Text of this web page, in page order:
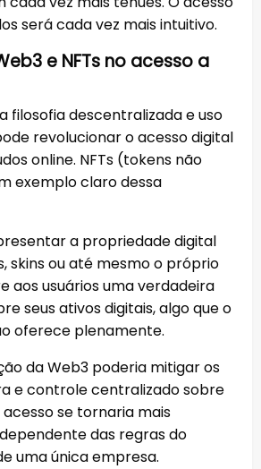
será cada vez mais intuitivo.
e NFTs no acesso a
filosofia descentralizada e uso
revolucionar o acesso digital
online. NFTs (tokens não
exemplo claro dessa
a propriedade digital
skins ou até mesmo o próprio
aos usuários uma verdadeira
seus ativos digitais, algo que o
oferece plenamente.
da Web3 poderia mitigar os
e controle centralizado sobre
se tornaria mais
das regras do
uma única empresa.